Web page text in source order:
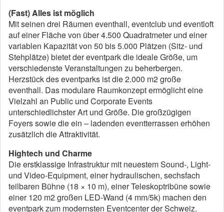
(Fast) Alles ist möglich
Mit seinen drei Räumen eventhall, eventclub und eventloft
auf einer Fläche von über 4.500 Quadratmeter und einer
variablen Kapazität von 50 bis 5.000 Plätzen (Sitz- und
Stehplätze) bietet der eventpark die ideale Größe, um
verschiedenste Veranstaltungen zu beherbergen.
Herzstück des eventparks ist die 2.000 m2 große
eventhall. Das modulare Raumkonzept ermöglicht eine
Vielzahl an Public und Corporate Events
unterschiedlichster Art und Größe. Die großzügigen
Foyers sowie die ein – ladenden eventterrassen erhöhen
zusätzlich die Attraktivität.
Hightech und Charme
Die erstklassige Infrastruktur mit neuestem Sound-, Light-
und Video-Equipment, einer hydraulischen, sechsfach
teilbaren Bühne (18 × 10 m), einer Teleskoptribüne sowie
einer 120 m2 großen LED-Wand (4 mm/5k) machen den
eventpark zum modernsten Eventcenter der Schweiz.